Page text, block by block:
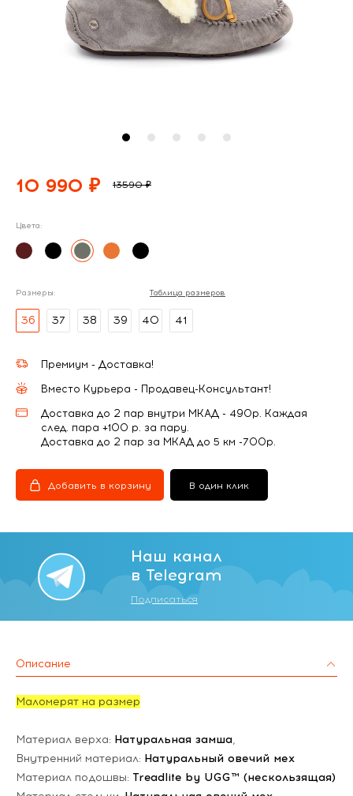
10 990 ₽ 13590 ₽
Цвета:
Размеры: Таблица размеров
36 37 38 39 40 41
Премиум - Доставка!
Вместо Курьера - Продавец-Консультант!
Доставка до 2 пар внутри МКАД - 490р. Каждая
след. пара +100 р. за пару.
Доставка до 2 пар за МКАД до 5 км -700р.
Добавить в корзину В один клик
Наш канал
в Telegram
Подписаться
Описание
Маломерят на размер
Материал верха: Натуральная замша,
Внутренний материал: Натуральный овечий мех
Материал подошвы: Treadlite by UGG™ (нескользящая)